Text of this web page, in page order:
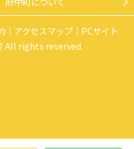
アクセスマップ
PCサイト
All rights reserved.